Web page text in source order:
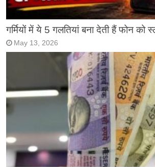
गर्मियों में ये 5 गलतियां बना देती हैं फोन को
May 13, 2026